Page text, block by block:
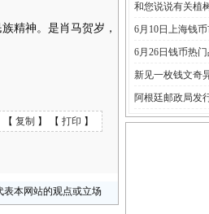
精神。是肖马贺岁，
【 复制 】 【 打印 】
表本网站的观点或立场
和您说说有关植
6月10日上海钱
6月26日钱币热
新见一枚钱文奇
阿根廷邮政局发